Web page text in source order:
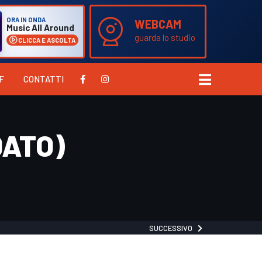
ORA IN ONDA
Music All Around
CLICCA E ASCOLTA
WEBCAM
guarda lo studio
CONTATTI
SUCCESSIVO